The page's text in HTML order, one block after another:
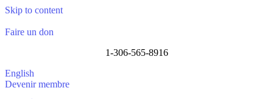
Skip to content
Faire un don
1-306-565-8916
English
Devenir membre